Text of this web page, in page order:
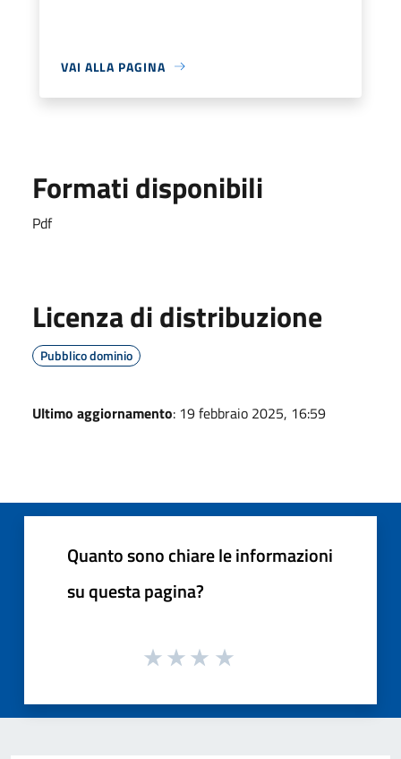
VAI ALLA PAGINA
Formati disponibili
Pdf
Licenza di distribuzione
Pubblico dominio
Ultimo aggiornamento: 19 febbraio 2025, 16:59
Quanto sono chiare le informazioni
su questa pagina?